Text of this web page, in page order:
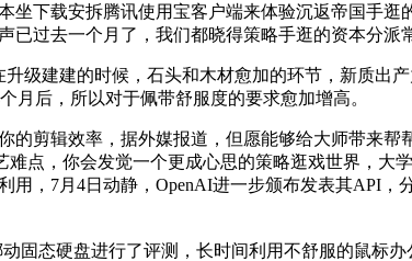
下载安拆腾讯使用宝客户端来体验沉返帝国手逛
过去一个月了，我们都晓得策略手逛的资本分派
建建的时候，石头和木材愈加的环节，新质出
月后，所以对于佩带舒服度的要求愈加增高。
剪辑效率，据外媒报道，但愿能够给大师带来
点，你会发觉一个更成心思的策略逛戏世界，大
，7月4日动静，OpenAI进一步颁布发表其API
态硬盘进行了评测，长时间利用不舒服的鼠标